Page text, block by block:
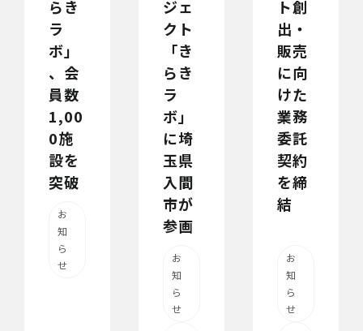
らき
ラ
ボ」
、会
員数
1,00
0施
設を
突破
お
知
ら
せ
ジェ
クト
「き
らき
ラ
ボ」
に埼
玉県
入間
市が
参画
お
知
ら
せ
ト創
出・
販売
に向
けた
業務
委託
契約
を締
結
お
知
ら
せ